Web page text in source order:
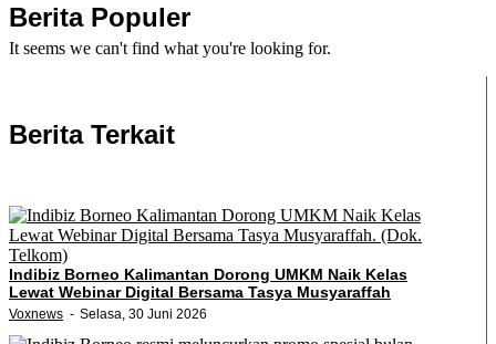
Berita Populer
It seems we can't find what you're looking for.
Berita Terkait
Indibiz Borneo Kalimantan Dorong UMKM Naik Kelas
Lewat Webinar Digital Bersama Tasya Musyaraffah
Voxnews Selasa, 30 Juni 2026